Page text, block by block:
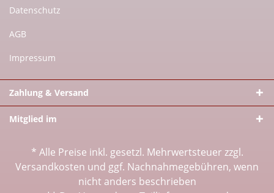
Datenschutz
AGB
Impressum
Zahlung & Versand
Mitglied im
* Alle Preise inkl. gesetzl. Mehrwertsteuer zzgl.
Versandkosten und ggf. Nachnahmegebühren, wenn
nicht anders beschrieben